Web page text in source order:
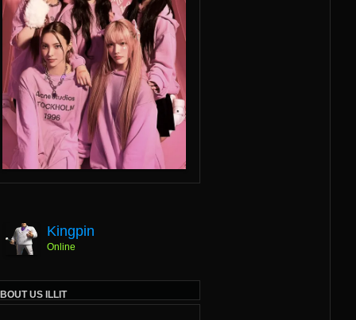
Kingpin
Online
US ILLIT